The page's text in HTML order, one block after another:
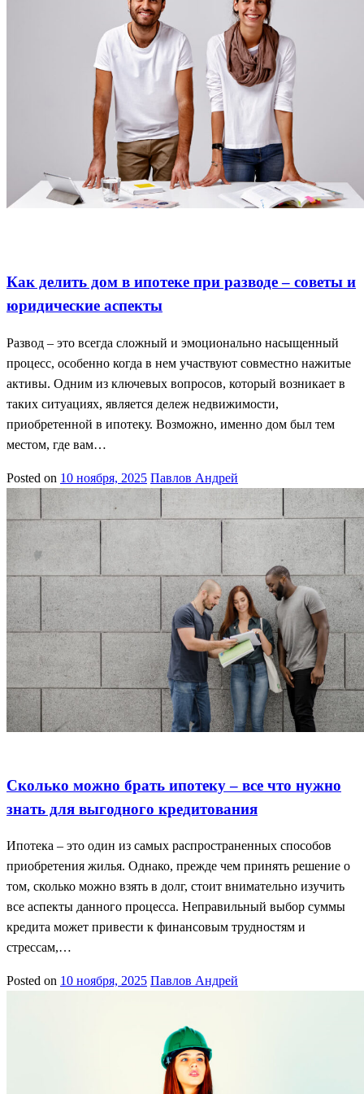
Как делить дом в ипотеке при разводе – советы и
юридические аспекты
Развод – это всегда сложный и эмоционально насыщенный
процесс, особенно когда в нем участвуют совместно нажитые
активы. Одним из ключевых вопросов, который возникает в
таких ситуациях, является дележ недвижимости,
приобретенной в ипотеку. Возможно, именно дом был тем
местом, где вам…
Posted on 10 ноября, 2025 Павлов Андрей
Сколько можно брать ипотеку – все что нужно
знать для выгодного кредитования
Ипотека – это один из самых распространенных способов
приобретения жилья. Однако, прежде чем принять решение о
том, сколько можно взять в долг, стоит внимательно изучить
все аспекты данного процесса. Неправильный выбор суммы
кредита может привести к финансовым трудностям и
стрессам,…
Posted on 10 ноября, 2025 Павлов Андрей